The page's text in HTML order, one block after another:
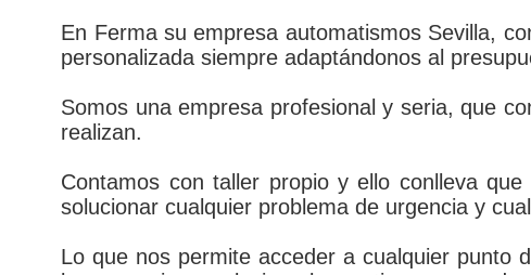
En Ferma su empresa automatismos Sevilla,
personalizada siempre adaptándonos al
Somos una empresa profesional y seria, que
realizan.
Contamos con taller propio y ello conlleva
solucionar cualquier problema de urgencia y
Lo que nos permite acceder a cualquier punto